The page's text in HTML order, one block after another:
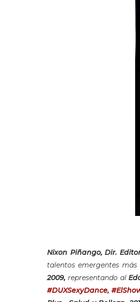
Nixon Piñango, Dir.
talentos emergentes
2009, representando al
#DUXSexyDance,